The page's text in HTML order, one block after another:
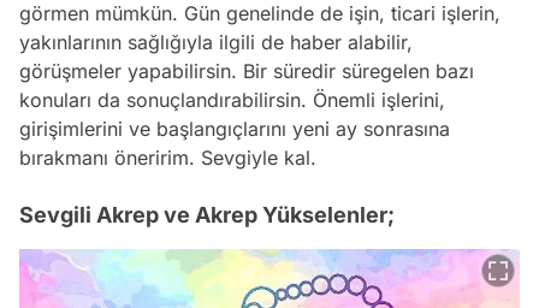
görmen mümkün. Gün genelinde de işin, ticari işlerin,
yakınlarının sağlığıyla ilgili de haber alabilir,
görüşmeler yapabilirsin. Bir süredir süregelen bazı
konuları da sonuçlandırabilirsin. Önemli işlerini,
girişimlerini ve başlangıçlarını yeni ay sonrasına
bırakmanı öneririm. Sevgiyle kal.
Sevgili Akrep ve Akrep Yükselenler;